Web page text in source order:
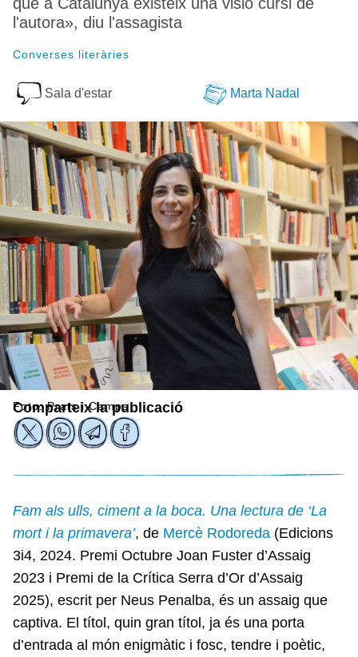
l'autora», diu l'assagista
Converses literàries
Sala d'estar Marta Nadal
Foto: Prats i Camps
Comparteix la publicació
Fam als ulls, ciment a la boca. Una lectura de ‘La
mort i la primavera’, de Mercè Rodoreda (Edicions
3i4, 2024. Premi Octubre Joan Fuster d’Assaig
2023 i Premi de la Crítica Serra d’Or d’Assaig
2025), escrit per Neus Penalba, és un assaig que
captiva. El títol, quin gran títol, ja és una porta
d’entrada al món enigmàtic i fosc, tendre i poètic,